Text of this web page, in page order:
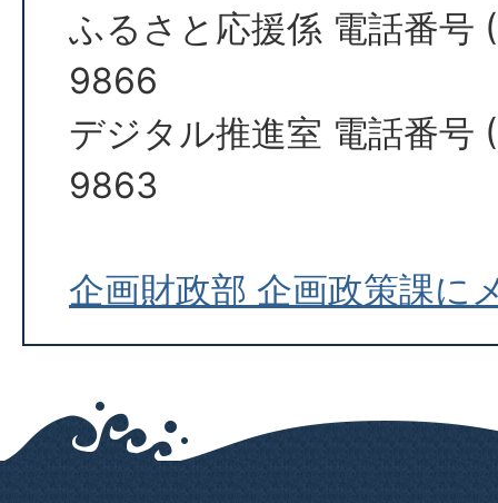
ふるさと応援係 電話番
9866
デジタル推進室 電話番
9863
企画財政部 企画政策課に